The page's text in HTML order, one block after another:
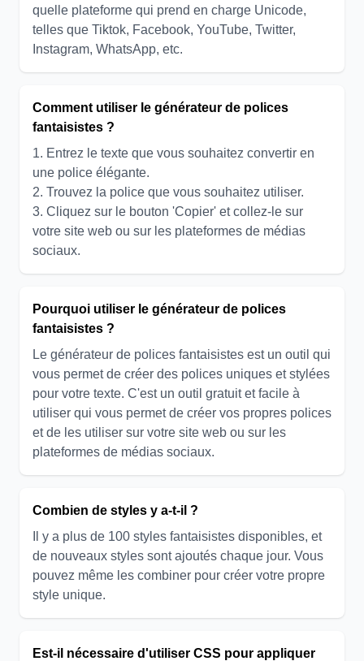
quelle plateforme qui prend en charge Unicode,
telles que Tiktok, Facebook, YouTube, Twitter,
Instagram, WhatsApp, etc.
Comment utiliser le générateur de polices
fantaisistes ?
1. Entrez le texte que vous souhaitez convertir en
une police élégante.
2. Trouvez la police que vous souhaitez utiliser.
3. Cliquez sur le bouton 'Copier' et collez-le sur
votre site web ou sur les plateformes de médias
sociaux.
Pourquoi utiliser le générateur de polices
fantaisistes ?
Le générateur de polices fantaisistes est un outil qui
vous permet de créer des polices uniques et stylées
pour votre texte. C'est un outil gratuit et facile à
utiliser qui vous permet de créer vos propres polices
et de les utiliser sur votre site web ou sur les
plateformes de médias sociaux.
Combien de styles y a-t-il ?
Il y a plus de 100 styles fantaisistes disponibles, et
de nouveaux styles sont ajoutés chaque jour. Vous
pouvez même les combiner pour créer votre propre
style unique.
Est-il nécessaire d'utiliser CSS pour appliquer